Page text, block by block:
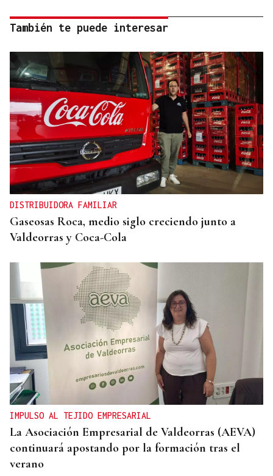
También te puede interesar
DISTRIBUIDORA FAMILIAR
Gaseosas Roca, medio siglo creciendo junto a
Valdeorras y Coca-Cola
IMPULSO AL TEJIDO EMPRESARIAL
La Asociación Empresarial de Valdeorras (AEVA)
continuará apostando por la formación tras el
verano